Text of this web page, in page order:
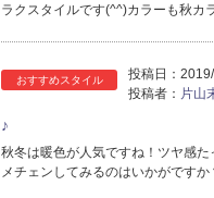
ラクスタイルです(^^)カラーも秋カ
おすすめスタイル 投稿日：
投稿者： 片山
♪
秋冬は暖色が人気ですね！ツヤ感
メチェンしてみるのはいかがですか